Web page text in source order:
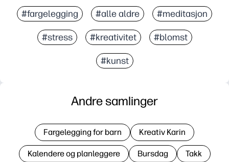
#fargelegging #alle aldre #meditasjon
#stress #kreativitet #blomst
#kunst
Andre samlinger
Fargelegging for barn Kreativ Karin
Kalendere og planleggere Bursdag Takk